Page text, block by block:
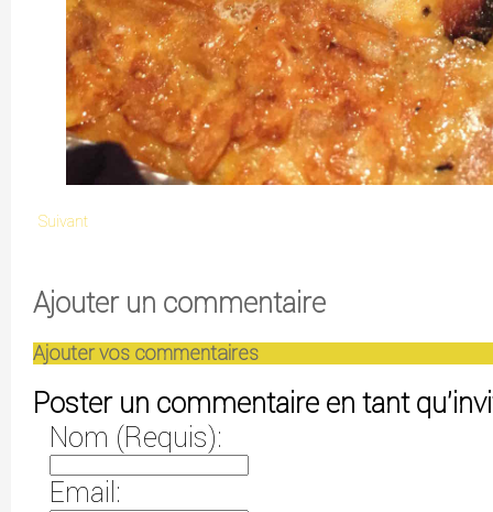
Suivant
Ajouter un commentaire
Ajouter vos commentaires
Poster un commentaire en tant
Nom (Requis):
Email: